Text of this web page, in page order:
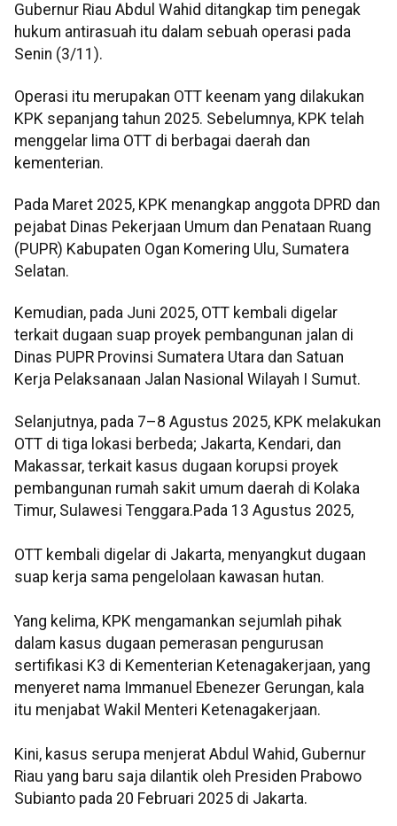
Gubernur Riau Abdul Wahid ditangkap tim penegak
hukum antirasuah itu dalam sebuah operasi pada
Senin (3/11).
Operasi itu merupakan OTT keenam yang dilakukan
KPK sepanjang tahun 2025. Sebelumnya, KPK telah
menggelar lima OTT di berbagai daerah dan
kementerian.
Pada Maret 2025, KPK menangkap anggota DPRD dan
pejabat Dinas Pekerjaan Umum dan Penataan Ruang
(PUPR) Kabupaten Ogan Komering Ulu, Sumatera
Selatan.
Kemudian, pada Juni 2025, OTT kembali digelar
terkait dugaan suap proyek pembangunan jalan di
Dinas PUPR Provinsi Sumatera Utara dan Satuan
Kerja Pelaksanaan Jalan Nasional Wilayah I Sumut.
Selanjutnya, pada 7–8 Agustus 2025, KPK melakukan
OTT di tiga lokasi berbeda; Jakarta, Kendari, dan
Makassar, terkait kasus dugaan korupsi proyek
pembangunan rumah sakit umum daerah di Kolaka
Timur, Sulawesi Tenggara.Pada 13 Agustus 2025,
OTT kembali digelar di Jakarta, menyangkut dugaan
suap kerja sama pengelolaan kawasan hutan.
Yang kelima, KPK mengamankan sejumlah pihak
dalam kasus dugaan pemerasan pengurusan
sertifikasi K3 di Kementerian Ketenagakerjaan, yang
menyeret nama Immanuel Ebenezer Gerungan, kala
itu menjabat Wakil Menteri Ketenagakerjaan.
Kini, kasus serupa menjerat Abdul Wahid, Gubernur
Riau yang baru saja dilantik oleh Presiden Prabowo
Subianto pada 20 Februari 2025 di Jakarta.